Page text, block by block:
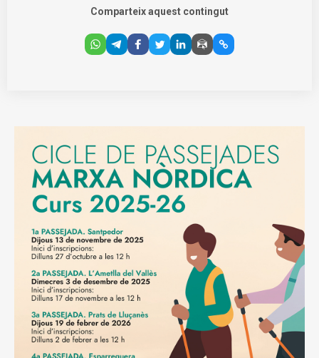
Comparteix aquest contingut